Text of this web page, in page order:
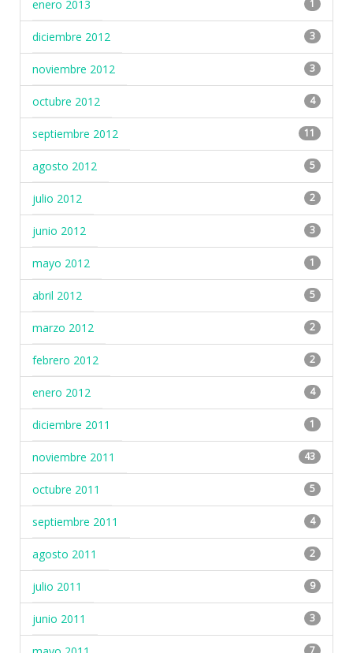
enero 2013 1
diciembre 2012 3
noviembre 2012 3
octubre 2012 4
septiembre 2012 11
agosto 2012 5
julio 2012 2
junio 2012 3
mayo 2012 1
abril 2012 5
marzo 2012 2
febrero 2012 2
enero 2012 4
diciembre 2011 1
noviembre 2011 43
octubre 2011 5
septiembre 2011 4
agosto 2011 2
julio 2011 9
junio 2011 3
7